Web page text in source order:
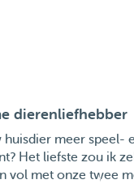
dierenliefhebber
huisdier meer
Het liefste zou ik
vol met onze twee